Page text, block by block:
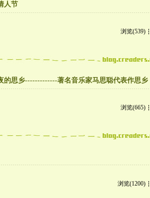
人节
浏览(539)
的思乡-------------著名音乐家马思聪代表作思乡
浏览(665)
浏览(1200)